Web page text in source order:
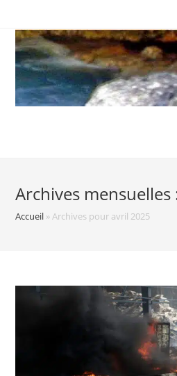
content
Archives mensuelles
Accueil »Archives pour avril 2025